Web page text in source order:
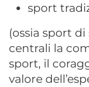
sport
(ossia sport
centrali la
sport, il
valore